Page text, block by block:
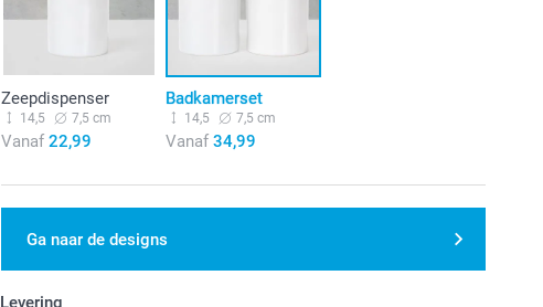
Zeepdispenser
14,5 7,5 cm
Vanaf 22,99
Badkamerset
14,5 7,5 cm
Vanaf 34,99
Ga naar de designs
Levering